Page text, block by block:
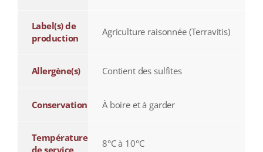
Label(s) de
production
Agriculture raisonnée (Terravitis)
Allergène(s) Contient des sulfites
Conservation À boire et à garder
Température
8°C à 10°C